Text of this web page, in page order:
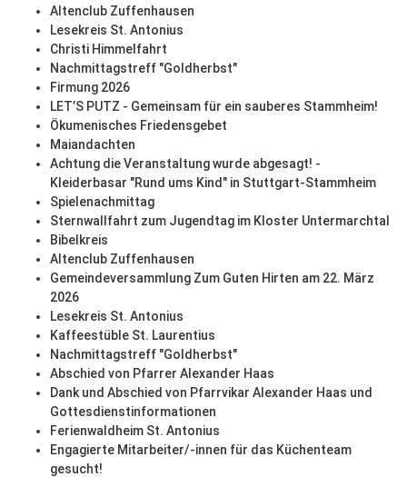
Altenclub Zuffenhausen
Lesekreis St. Antonius
Christi Himmelfahrt
Nachmittagstreff "Goldherbst"
Firmung 2026
LET’S PUTZ - Gemeinsam für ein sauberes Stammheim!
Ökumenisches Friedensgebet
Maiandachten
Achtung die Veranstaltung wurde abgesagt! -
Kleiderbasar "Rund ums Kind" in Stuttgart-Stammheim
Spielenachmittag
Sternwallfahrt zum Jugendtag im Kloster Untermarchtal
Bibelkreis
Altenclub Zuffenhausen
Gemeindeversammlung Zum Guten Hirten am 22. März
2026
Lesekreis St. Antonius
Kaffeestüble St. Laurentius
Nachmittagstreff "Goldherbst"
Abschied von Pfarrer Alexander Haas
Dank und Abschied von Pfarrvikar Alexander Haas und
Gottesdienstinformationen
Ferienwaldheim St. Antonius
Engagierte Mitarbeiter/-innen für das Küchenteam
gesucht!